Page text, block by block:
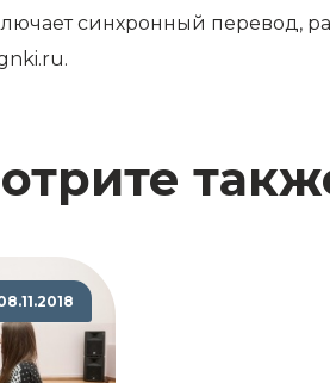
синхронный перевод,
.